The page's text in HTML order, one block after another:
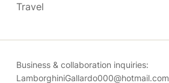
Travel
Business & collaboration inquiries:
LamborghiniGallardo000@hotmail.com